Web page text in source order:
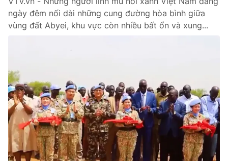
ngày đêm nối dài những cung đường hòa bình giữa
vùng đất Abyei, khu vực còn nhiều bất ổn và xung...